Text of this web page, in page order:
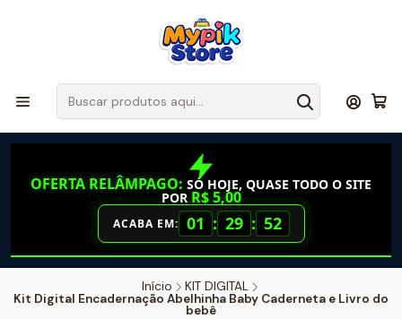
OFERTA RELÂMPAGO: SÓ HOJE, QUASE TODO O SITE
POR R$ 5,00
ACABA EM: 01 : 29 : 51
Início
KIT DIGITAL
Kit Digital Encadernação Abelhinha Baby Caderneta e Livro do
bebê